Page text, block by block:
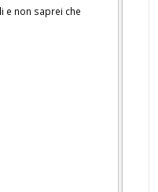
e non saprei che